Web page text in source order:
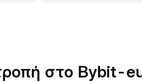
στο Bybit-